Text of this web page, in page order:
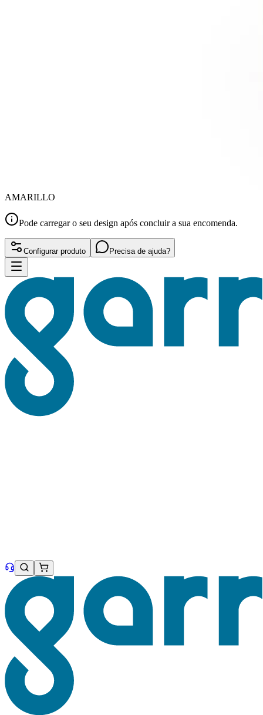
AMARILLO
Pode carregar o seu design após concluir a sua encomenda.
Configurar produto Precisa de ajuda?